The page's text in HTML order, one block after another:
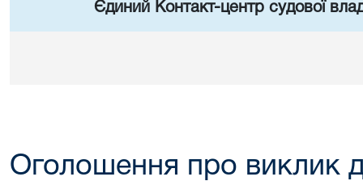
Єдиний Контакт-центр судової
Оголошення про виклик